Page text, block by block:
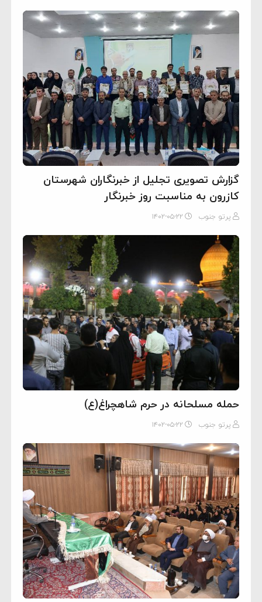
گزارش تصویری تجلیل از خبرنگاران شهرستان
کازرون به مناسبت روز خبرنگار
پرتو جنوب ۱۴۰۲-۰۵-۲۲
حمله مسلحانه در حرم شاهچراغ(ع)
پرتو جنوب ۱۴۰۲-۰۵-۲۲